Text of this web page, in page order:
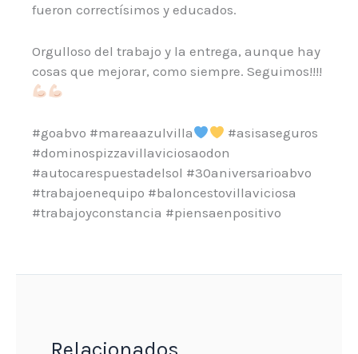
fueron correctísimos y educados.
Orgulloso del trabajo y la entrega, aunque hay
cosas que mejorar, como siempre. Seguimos!!!!
#goabvo #mareaazulvilla
#asisaseguros
#dominospizzavillaviciosaodon
#autocarespuestadelsol #30aniversarioabvo
#trabajoenequipo #baloncestovillaviciosa
#trabajoyconstancia #piensaenpositivo